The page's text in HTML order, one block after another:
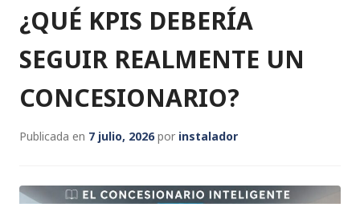
¿QUÉ KPIS DEBERÍA
SEGUIR REALMENTE UN
CONCESIONARIO?
Publicada en 7 julio, 2026por instalador